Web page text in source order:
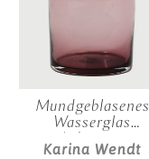
Mundgeblasenes
Wasserglas
Aubergine
Karina Wendt